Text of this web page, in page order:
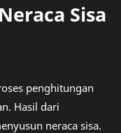
Sisa
penghitungan
Hasil dari
neraca sisa.